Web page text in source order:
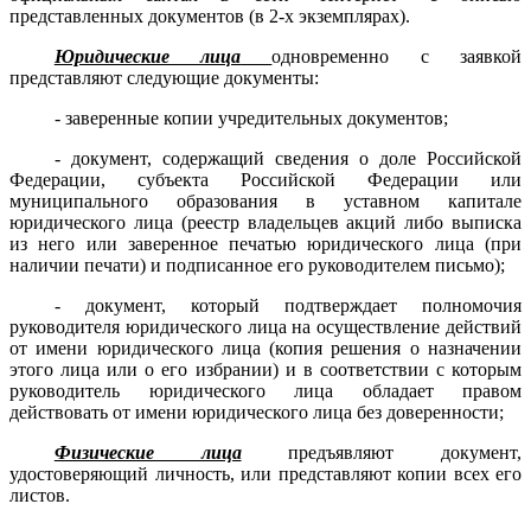
представленных документов (в 2-х экземплярах).
Юридические лица
одновременно с заявкой
представляют следующие документы:
- заверенные копии учредительных документов;
- документ, содержащий сведения о доле Российской
Федерации, субъекта Российской Федерации или
муниципального образования в уставном капитале
юридического лица (реестр владельцев акций либо выписка
из него или заверенное печатью юридического лица (при
наличии печати) и подписанное его руководителем письмо);
- документ, который подтверждает полномочия
руководителя юридического лица на осуществление действий
от имени юридического лица (копия решения о назначении
этого лица или о его избрании) и в соответствии с которым
руководитель юридического лица обладает правом
действовать от имени юридического лица без доверенности;
Физические лицапредъявляют документ,
удостоверяющий личность, или представляют копии всех его
листов.